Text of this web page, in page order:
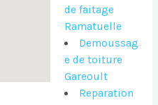
de faitage
Ramatuelle
Demoussag
e de toiture
Gareoult
Reparation